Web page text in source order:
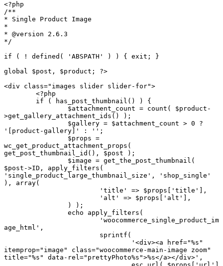
<?php
/**
* Single Product Image
*
* @version 2.6.3
*/
if ( ! defined( 'ABSPATH' ) ) {	exit; }
global $post, $product; ?>
<div class="images slider slider-for">
>get_gallery_attachment_ids() );
'[product-gallery]' : '';
wc_get_product_attachment_props(
get_post_thumbnail_id(), $post );
$post->ID, apply_filters(
'single_product_large_thumbnail_size', 'shop_single'
), array(
age_html',
itemprop="image" class="woocommerce-main-image zoom"
title="%s" data-rel="prettyPhoto%s">%s</a></div>',